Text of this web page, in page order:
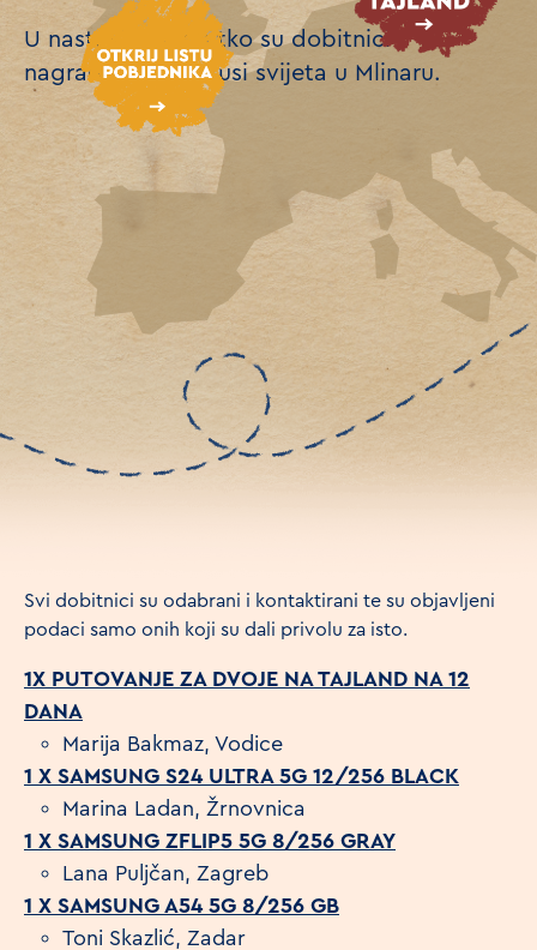
U nastavku otkrij tko su dobitnici
nagradne igre Okusi svijeta u Mlinaru.
Svi dobitnici su odabrani i kontaktirani te su objavljeni
podaci samo onih koji su dali privolu za isto.
1X PUTOVANJE ZA DVOJE NA TAJLAND NA 12
DANA
Marija Bakmaz, Vodice
1 X SAMSUNG S24 ULTRA 5G 12/256 BLACK
Marina Ladan, Žrnovnica
1 X SAMSUNG ZFLIP5 5G 8/256 GRAY
Lana Puljčan, Zagreb
1 X SAMSUNG A54 5G 8/256 GB
Toni Skazlić, Zadar